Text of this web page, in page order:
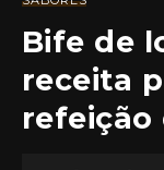
Bife de
receita
refeição